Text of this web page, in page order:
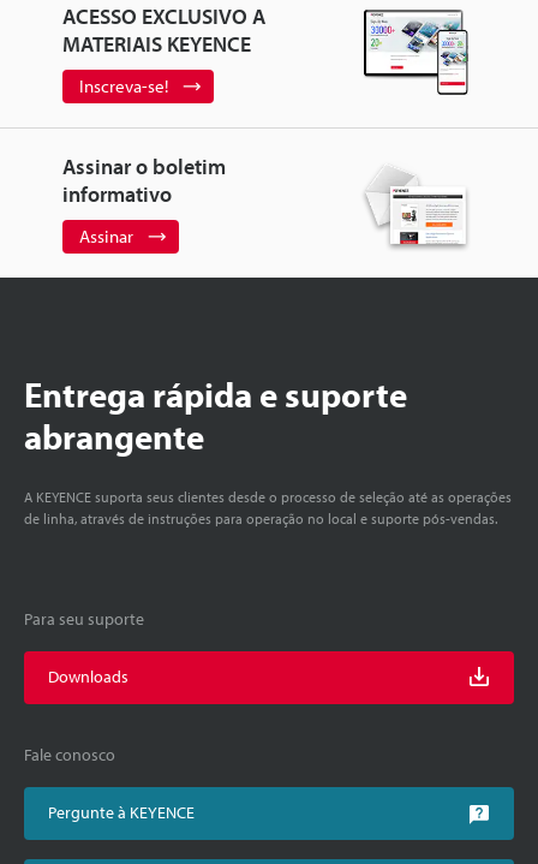
ACESSO EXCLUSIVO A
MATERIAIS KEYENCE
Inscreva-se!
Assinar o boletim
informativo
Assinar
Entrega rápida e suporte
abrangente
A KEYENCE suporta seus clientes desde o processo de seleção até as operações
de linha, através de instruções para operação no local e suporte pós-vendas.
Para seu suporte
Downloads
Fale conosco
Pergunte à KEYENCE